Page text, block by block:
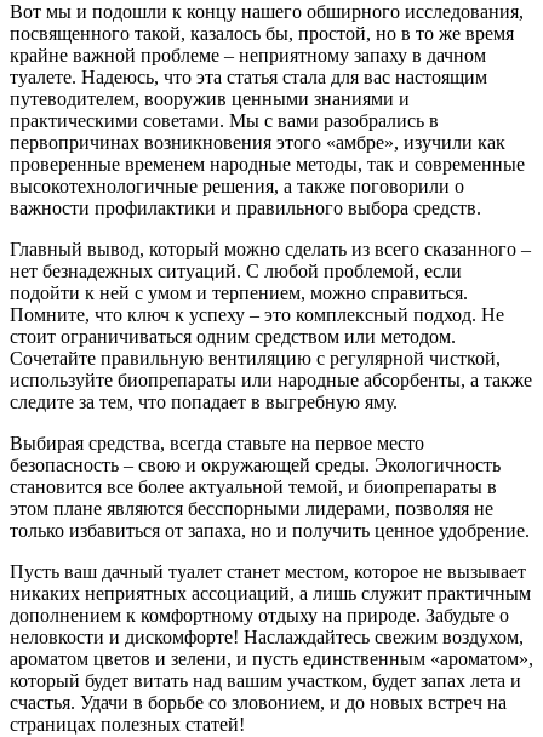
Вот мы и подошли к концу нашего обширного исследования,
посвященного такой, казалось бы, простой, но в то же время
крайне важной проблеме – неприятному запаху в дачном
туалете. Надеюсь, что эта статья стала для вас настоящим
путеводителем, вооружив ценными знаниями и
практическими советами. Мы с вами разобрались в
первопричинах возникновения этого «амбре», изучили как
проверенные временем народные методы, так и современные
высокотехнологичные решения, а также поговорили о
важности профилактики и правильного выбора средств.
Главный вывод, который можно сделать из всего сказанного –
нет безнадежных ситуаций. С любой проблемой, если
подойти к ней с умом и терпением, можно справиться.
Помните, что ключ к успеху – это комплексный подход. Не
стоит ограничиваться одним средством или методом.
Сочетайте правильную вентиляцию с регулярной чисткой,
используйте биопрепараты или народные абсорбенты, а также
следите за тем, что попадает в выгребную яму.
Выбирая средства, всегда ставьте на первое место
безопасность – свою и окружающей среды. Экологичность
становится все более актуальной темой, и биопрепараты в
этом плане являются бесспорными лидерами, позволяя не
только избавиться от запаха, но и получить ценное удобрение.
Пусть ваш дачный туалет станет местом, которое не вызывает
никаких неприятных ассоциаций, а лишь служит практичным
дополнением к комфортному отдыху на природе. Забудьте о
неловкости и дискомфорте! Наслаждайтесь свежим воздухом,
ароматом цветов и зелени, и пусть единственным «ароматом»,
который будет витать над вашим участком, будет запах лета и
счастья. Удачи в борьбе со зловонием, и до новых встреч на
страницах полезных статей!